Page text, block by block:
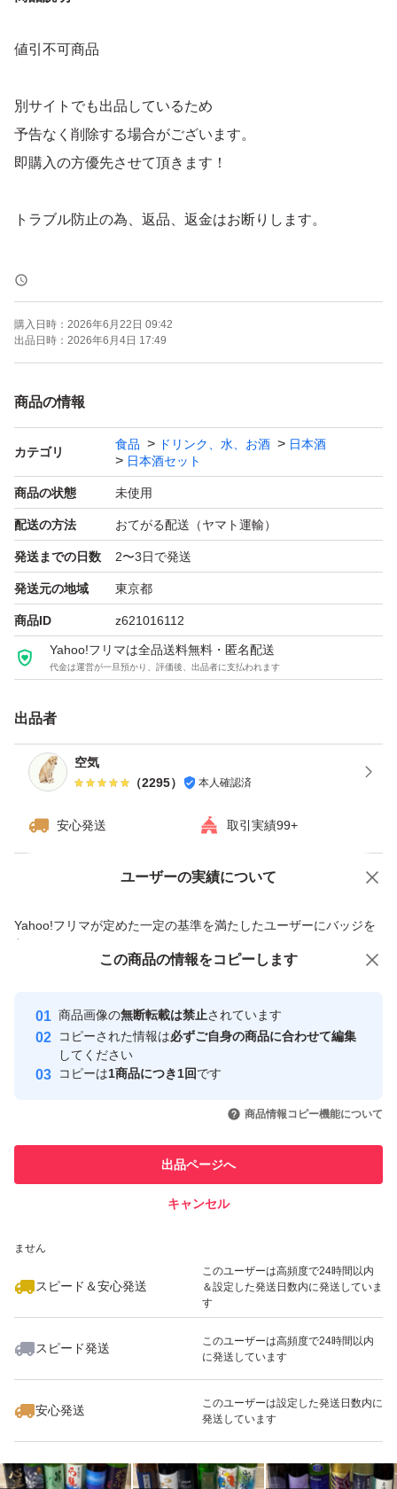
値引不可商品
別サイトでも出品しているため
予告なく削除する場合がございます。
即購入の方優先させて頂きます！
トラブル防止の為、返品、返金はお断りします。
よろしくお願いします！！
【お願い】
・・Yahoo!フリマの仕様につきクール便での発送は行な
・段ボールでの発送中に割れてしまう事があったため、お
酒用のP箱で発送しております！
・段ボールご希望の際は購入後にメッセージでご連絡くだ
さい。
・配達日時のご希望がある方も購入後のメッセージでご連
絡ください。
・日曜日、月曜日は発送をお休みさせて頂く場合がござい
ますが、ご了承下さい。
・ダンボールは破損しやすい為プラスチック箱を推奨しま
ンとなります。
------------検索用------------
獺祭、十四代、黒龍、而今、鍋島、勝駒、花邑、花陽浴、
久保田、作、澤屋まつもと、大吟醸、純米大吟醸、日本
冩楽、飛露喜、十四代、磯自慢
くどき上手、澤屋まつもと、花陽浴、勝駒、九平次、久保
購入日時： 2026年6月22日 09:42
出品日時： 2026年6月4日 17:49
商品の情報
カテゴリ
食品 ドリンク、水、お酒
日本酒
日本酒セット
商品の状態 未使用
配送の方法 おてがる配送（ヤマト運輸）
発送までの日数 2〜3日で発送
発送元の地域 東京都
商品ID z621016112
Yahoo!フリマは全品送料無料・匿名配送
代金は運営が一旦預かり、評価後、出品者に支払われます
出品者
空気
（2295） 本人確認済
安心発送 取引実績99+
ユーザーの実績について
Yahoo!フリマが定めた一定の基準を満たしたユーザーにバッジを
付与しています
安心取引出品者
心・安全なユーザーです
取引実績
引を完了させた実績があります
での取引実績があります
ません
スピード＆安心発送
このユーザーは高頻度で24時間以内
＆設定した発送日数内に発送していま
す
スピード発送
このユーザーは高頻度で24時間以内
に発送しています
安心発送
このユーザーは設定した発送日数内に
発送しています
価格の相談 商品への質問
この商品の情報をコピーします
商品画像の無断転載は禁止されています
コピーされた情報は必ずご自身の商品に合わせて編集
してください
コピーは1商品につき1回です
商品情報コピー機能について
出品ページへ
キャンセル
この商品をみている人にオススメ
いいね！
11,100